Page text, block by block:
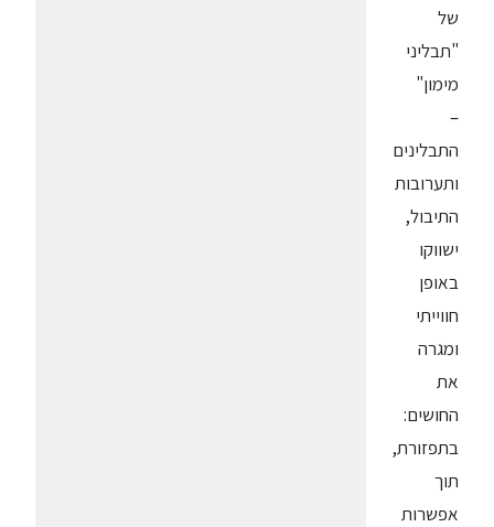
של
"תבליני
מימון"
–
התבלינים
ותערובות
התיבול,
ישווקו
באופן
חווייתי
ומגרה
את
החושים:
בתפזורת,
תוך
אפשרות